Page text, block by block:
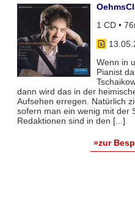
1 CD •
Wenn in
Pianist
dann wird das in der
Aufsehen erregen. Natürlich
sofern man ein wenig mit der
Redaktionen sind in den [...]
»zur